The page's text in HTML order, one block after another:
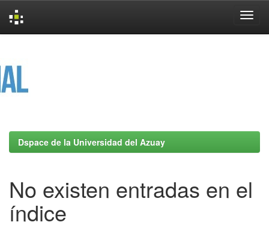
Dspace de la Universidad del Azuay
No existen entradas en el
índice